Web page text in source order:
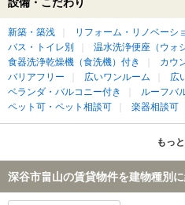
新築・築浅 リフォーム・リノベーシ
バス・トイレ別
温水洗浄便座（ウォ
食器洗浄乾燥機（食洗機）付き
カウ
バリアフリー
広いワンルーム
広
ベランダ・バルコニー付き
ルーフバ
ペット可・ペット相談可
楽器相談可
もっ
深谷市畠山の賃貸物件を建物種別